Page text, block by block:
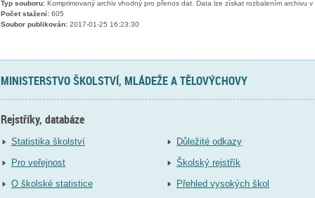
Typ souboru:Komprimovaný archiv vhodný pro přenos dat. Data lze získat rozbalením archivu
Počet stažení:605
Soubor publikován:2017-01-25 16:23:30
MINISTERSTVO ŠKOLSTVÍ, MLÁDEŽE A TĚLOVÝCHOVY
Rejstříky, databáze
Statistika školství
Pro veřejnost
O školské statistice
Důležité odkazy
Školský rejstřík
Přehled vysokých škol